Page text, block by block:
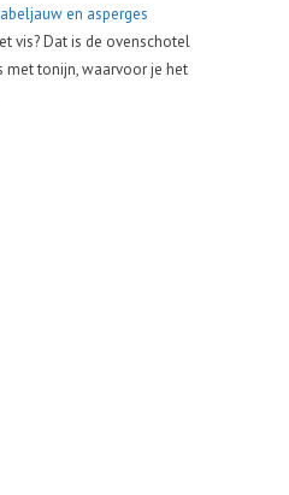
en asperges
vis? Dat is de ovenschotel
met tonijn, waarvoor je het